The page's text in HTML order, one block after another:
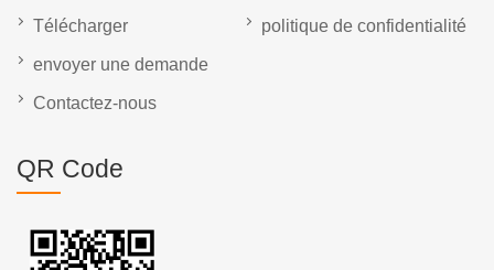
Télécharger
envoyer une demande
Contactez-nous
politique de confidentialité
QR Code